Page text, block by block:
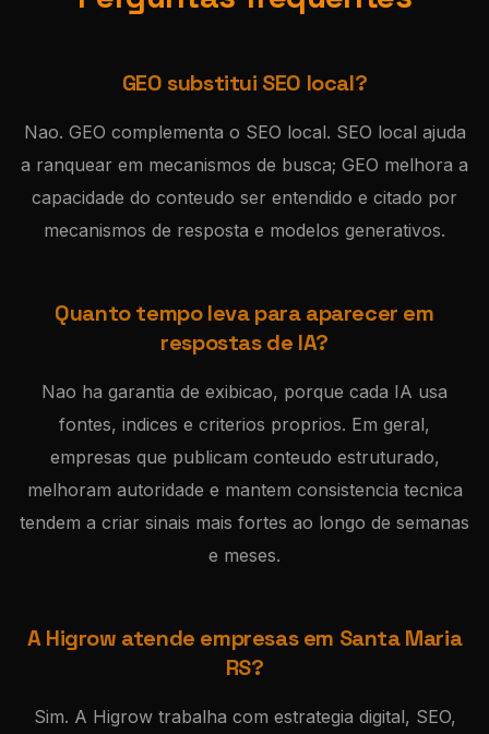
GEO substitui SEO local?
Nao. GEO complementa o SEO local. SEO local ajuda
a ranquear em mecanismos de busca; GEO melhora a
capacidade do conteudo ser entendido e citado por
mecanismos de resposta e modelos generativos.
Quanto tempo leva para aparecer em
respostas de IA?
Nao ha garantia de exibicao, porque cada IA usa
fontes, indices e criterios proprios. Em geral,
empresas que publicam conteudo estruturado,
melhoram autoridade e mantem consistencia tecnica
tendem a criar sinais mais fortes ao longo de semanas
e meses.
A Higrow atende empresas em Santa Maria
RS?
Sim. A Higrow trabalha com estrategia digital, SEO,